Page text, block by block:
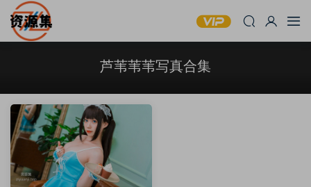
芦苇苇苇写真合集